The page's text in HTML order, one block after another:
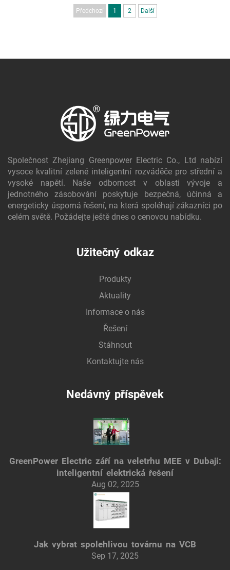
Předchozí 1 2 Další
Společnost Zhejiang Greenpower Electric Co., Ltd nabízí
vysoce kvalitní zelené inteligentní rozváděče pro střední a
vysoké napětí. Naše odbornost v oblasti vývoje a
jednotného zásobování poskytuje bezpečná, účinná a
energeticky úsporná řešení, na která spoléhají zákazníci po
celém světě. Požádejte ještě dnes o cenovou nabídku.
Užitečný odkaz
Produkty
Aktuality
Informace o nás
Řešení
Stáhnout
Kontaktujte nás
Nedávný příspěvek
GreenPower Electric září na veletrhu MEE v Dubaji:
inteligentní elektrická řešení
Aug 02, 2025
Jak vybrat spolehlivou továrnu na VCB
Sep 17, 2025